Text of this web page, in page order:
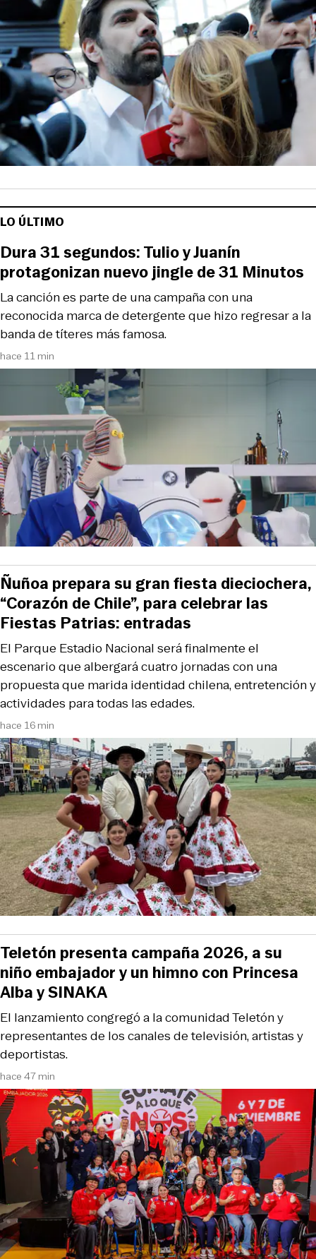
LO ÚLTIMO
hace 11 min
La canción es parte de una campaña con una
reconocida marca de detergente que hizo regresar a la
banda de títeres más famosa.
Dura 31 segundos: Tulio y Juanín
protagonizan nuevo jingle de 31 Minutos
hace 16 min
El Parque Estadio Nacional será finalmente el
escenario que albergará cuatro jornadas con una
propuesta que marida identidad chilena, entretención y
actividades para todas las edades.
Ñuñoa prepara su gran fiesta dieciochera,
“Corazón de Chile”, para celebrar las
Fiestas Patrias: entradas
hace 47 min
El lanzamiento congregó a la comunidad Teletón y
representantes de los canales de televisión, artistas y
deportistas.
Teletón presenta campaña 2026, a su
niño embajador y un himno con Princesa
Alba y SINAKA